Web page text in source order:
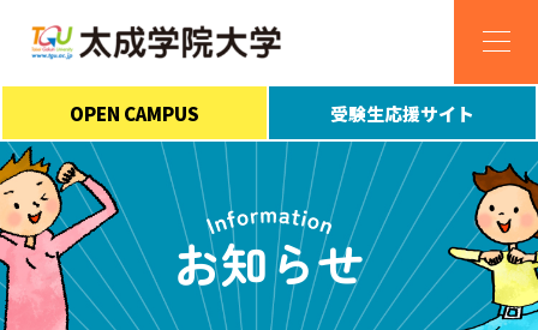
OPEN CAMPUS 受験生応援サイト
お知らせ